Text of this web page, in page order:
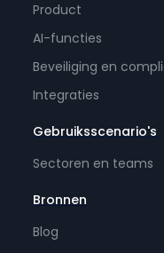
Product
AI-functies
Beveiliging en
Integraties
Gebruiksscenario's
Sectoren en teams
Bronnen
Blog